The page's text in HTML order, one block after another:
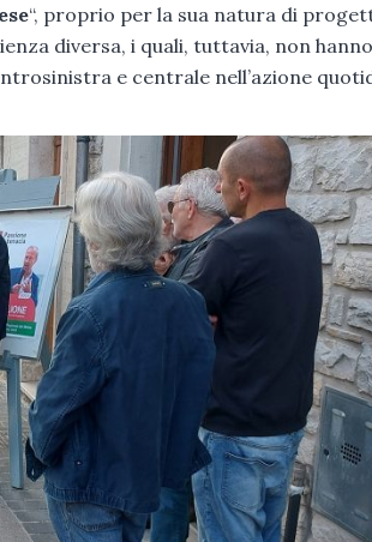
“, proprio per la sua natura di
diversa, i quali, tuttavia, non
e centrale nell’azione